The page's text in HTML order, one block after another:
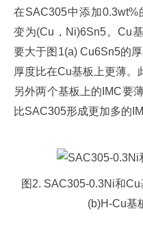
在SAC305中添加
变为(Cu，Ni)6Sn5。Cu
要大于图1(a) Cu6Sn5的
厚度比在Cu基板上更薄。
另外两个基板上的IMC要
比SAC305形成更加多的
图2. SAC305-0.3Ni和Cu
(b)H-Cu基